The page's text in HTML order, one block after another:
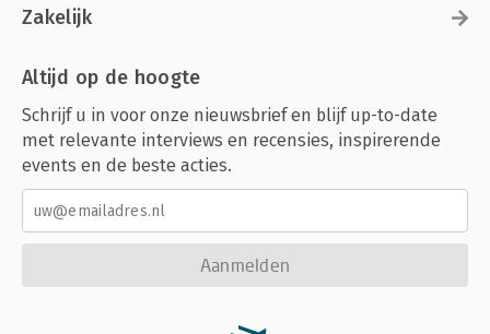
Zakelijk
Altijd op de hoogte
Schrijf u in voor onze nieuwsbrief en blijf up-to-date
met relevante interviews en recensies, inspirerende
events en de beste acties.
Aanmelden